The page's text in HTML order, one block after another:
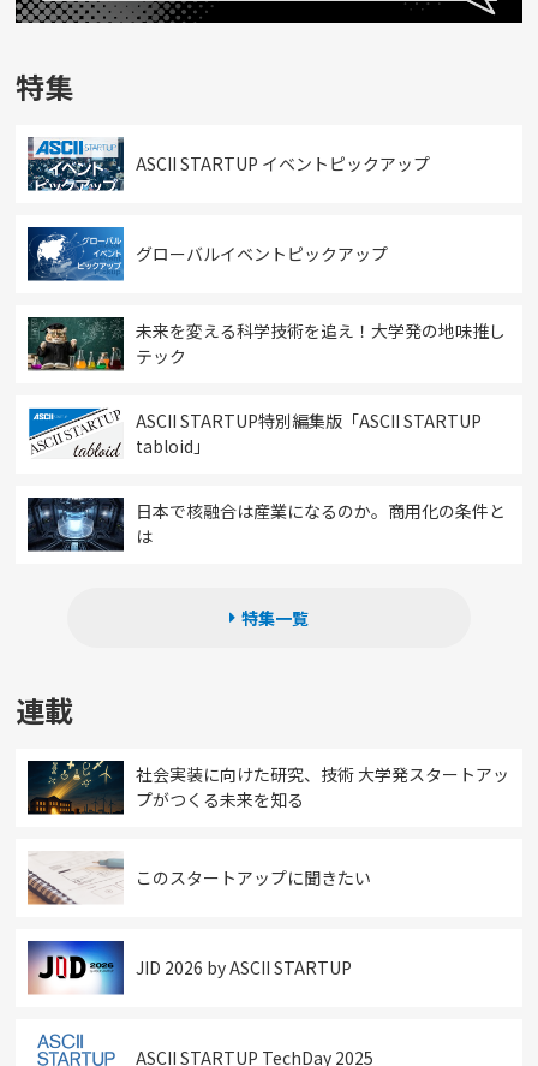
特集
ASCII STARTUP イベントピックアップ
グローバルイベントピックアップ
未来を変える科学技術を追え！大学発の地味推し
テック
ASCII STARTUP特別編集版「ASCII STARTUP
tabloid」
日本で核融合は産業になるのか。商用化の条件と
は
特集一覧
連載
社会実装に向けた研究、技術 大学発スタートアッ
プがつくる未来を知る
このスタートアップに聞きたい
JID 2026 by ASCII STARTUP
ASCII STARTUP TechDay 2025